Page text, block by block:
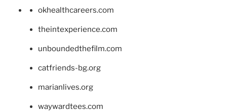
okhealthcareers.com
theintexperience.com
unboundedthefilm.com
catfriends-bg.org
marianlives.org
waywardtees.com